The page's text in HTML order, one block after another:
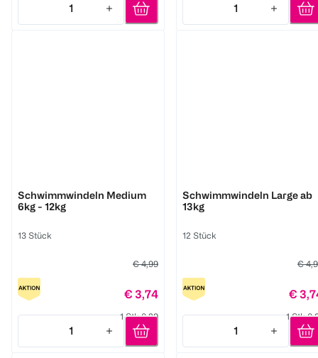
1
Quantity: 1
1
Quantity: 1
Schwimmwindeln Medium
6kg - 12kg
13 Stück
€ 4,99
€ 3,74
1 Stk 0,29
1
Quantity: 1
Schwimmwindeln Large ab
13kg
12 Stück
€
€
1 Stk
1
Quantity: 1